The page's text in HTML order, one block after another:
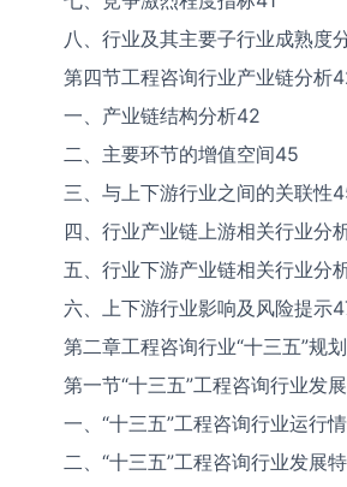
八、行业及其主要子行业成熟度
第四节工程咨询行业产业链分析
一、产业链结构分析42
二、主要环节的增值空间45
三、与上下游行业之间的关联性
四、行业产业链上游相关行业分
五、行业下游产业链相关行业分
六、上下游行业影响及风险提示
第二章工程咨询行业“十三五”规
第一节“十三五”工程咨询行业发
一、“十三五”工程咨询行业运行
二、“十三五”工程咨询行业发展